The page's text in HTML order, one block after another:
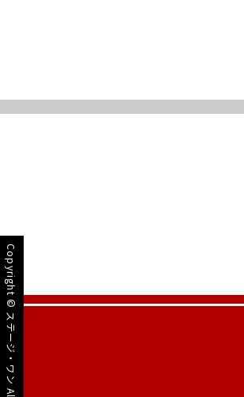
Copyright ©
ステージ・ワン